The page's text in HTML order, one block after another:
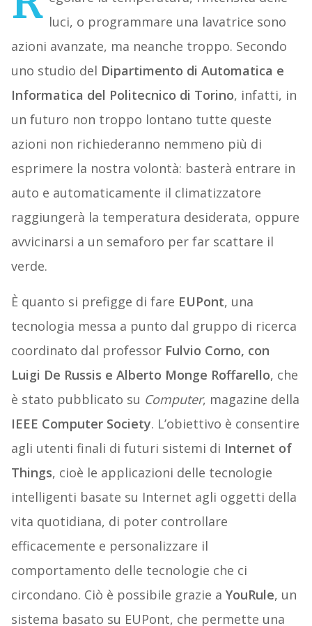
luci, o programmare una lavatrice sono
azioni avanzate, ma neanche troppo. Secondo
uno studio del Dipartimento di Automatica e
Informatica del Politecnico di Torino, infatti, in
un futuro non troppo lontano tutte queste
azioni non richiederanno nemmeno più di
esprimere la nostra volontà: basterà entrare in
auto e automaticamente il climatizzatore
raggiungerà la temperatura desiderata, oppure
avvicinarsi a un semaforo per far scattare il
verde.
È quanto si prefigge di fare EUPont, una
tecnologia messa a punto dal gruppo di ricerca
coordinato dal professor Fulvio Corno, con
Luigi De Russis e Alberto Monge Roffarello, che
è stato pubblicato su Computer, magazine della
IEEE Computer Society. L’obiettivo è consentire
agli utenti finali di futuri sistemi di Internet of
Things, cioè le applicazioni delle tecnologie
intelligenti basate su Internet agli oggetti della
vita quotidiana, di poter controllare
efficacemente e personalizzare il
comportamento delle tecnologie che ci
circondano. Ciò è possibile grazie a YouRule, un
sistema basato su EUPont, che permette una